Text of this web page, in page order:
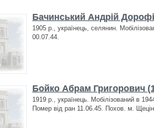
Бачинський Андрій
1905 р., українець, селянин.
00.07.44.
Бойко Абрам Григорович
1919 р., українець. Мобілізований в
Помер від ран 11.06.45. Похов. м.